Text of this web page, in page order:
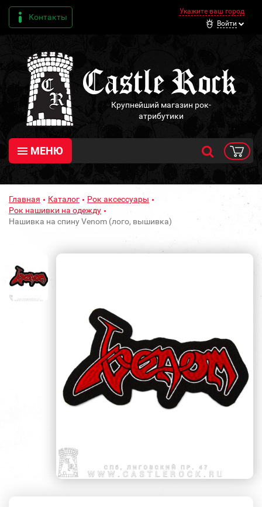
Контакты
Укажите ваш город
Войти
Крупнейший магазин рок-
атрибутики
МЕНЮ
Главная Каталог
Рок аксессуары
Рок нашивки на одежду
Нашивка на спину Venom (лого, вышивка)